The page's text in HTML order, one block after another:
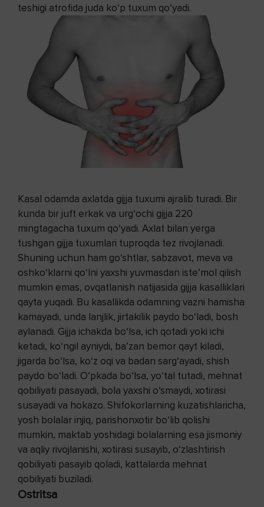
teshigi atrofida juda ko‘p tuxum qo‘yadi.
Kasal odamda axlatda gijja tuxumi ajralib turadi. Bir
kunda bir juft erkak va urg‘ochi gijja 220
mingtagacha tuxum qo‘yadi. Axlat bilan yerga
tushgan gijja tuxumlari tuproqda tez rivojlanadi.
Shuning uchun ham go‘shtlar, sabzavot, meva va
oshko‘klarni qo‘lni yaxshi yuvmasdan iste’mol qilish
mumkin emas, ovqatlanish natijasida gijja kasalliklari
qayta yuqadi. Bu kasallikda odamning vazni hamisha
kamayadi, unda lanjlik, jirtakilik paydo bo‘ladi, bosh
aylanadi. Gijja ichakda bo‘lsa, ich qotadi yoki ichi
ketadi, ko‘ngil ayniydi, ba’zan bemor qayt kiladi,
jigarda bo‘lsa, ko‘z oqi va badan sarg‘ayadi, shish
paydo bo‘ladi. O‘pkada bo‘lsa, yo‘tal tutadi, mehnat
qobiliyati pasayadi, bola yaxshi o‘smaydi, xotirasi
susayadi va hokazo. Shifokorlarning kuzatishlaricha,
yosh bolalar injiq, parishonxotir bo‘lib qolishi
mumkin, maktab yoshidagi bolalarning esa jismoniy
va aqliy rivojlanishi, xotirasi susayib, o‘zlashtirish
qobiliyati pasayib qoladi, kattalarda mehnat
qobiliyati buziladi.
Ostritsa